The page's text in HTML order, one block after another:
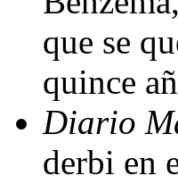
que se
quince
Diario
derbi en